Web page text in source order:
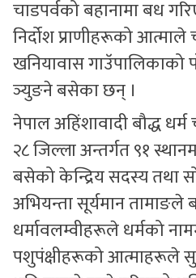
चाडपर्वको बहानामा बध
निर्दोश प्राणीहरूको
खनियावास गाउॅपालिकाको
ञ्युङने बसेका छन् ।
नेपाल अहिंशावादी बौद्ध
२८ जिल्ला अन्तर्गत ९१
बसेको केन्द्रिय सदस्य तथा
अभियन्ता सूर्यमान तामाङले
धर्मावलम्वीहरूले धर्मको
पशुपंक्षीहरूको आत्माहरूले